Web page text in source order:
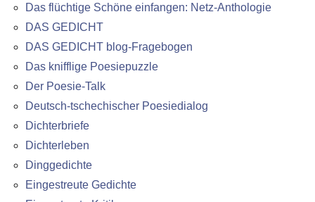
Das flüchtige Schöne einfangen: Netz-Anthologie
DAS GEDICHT
DAS GEDICHT blog-Fragebogen
Das knifflige Poesiepuzzle
Der Poesie-Talk
Deutsch-tschechischer Poesiedialog
Dichterbriefe
Dichterleben
Dinggedichte
Eingestreute Gedichte